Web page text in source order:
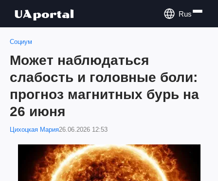
Rus
Социум
Может наблюдаться
слабость и головные боли:
прогноз магнитных бурь на
26 июня
Цихоцкая Мария26.06.2026 12:53